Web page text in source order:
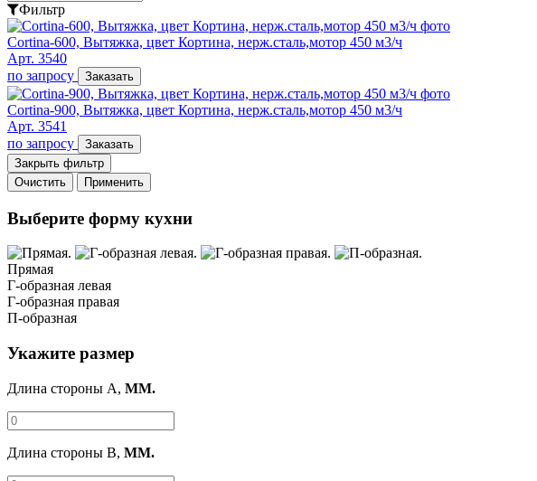
Фильтр
Cortina-600, Вытяжка, цвет Кортина, нерж.сталь,мотор 450 м3/ч
Арт. 3540
по запросу
Заказать
Cortina-900, Вытяжка, цвет Кортина, нерж.сталь,мотор 450 м3/ч
Арт. 3541
по запросу
Заказать
Закрыть фильтр
Очистить
Применить
Выберите форму кухни
Прямая
Г-образная левая
Г-образная правая
П-образная
Укажите размер
Длина стороны A, ММ.
Длина стороны B, ММ.